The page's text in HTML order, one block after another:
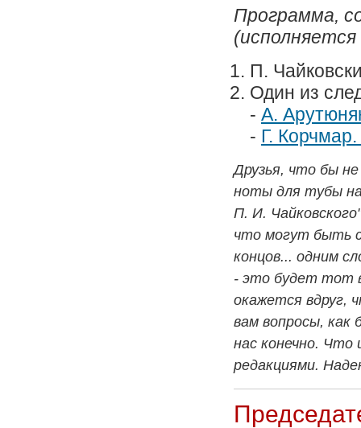
Программа,
П.
Один из
- А.
- Г.
Друзья, что бы
ноты для тубы
П. И.
что могут быть
концов... одним
- это будет тот
окажется вдруг,
вам вопросы, как
нас конечно. Что
редакциями.